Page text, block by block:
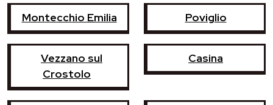
Montecchio Emilia Poviglio
Vezzano sul
Crostolo
Casina